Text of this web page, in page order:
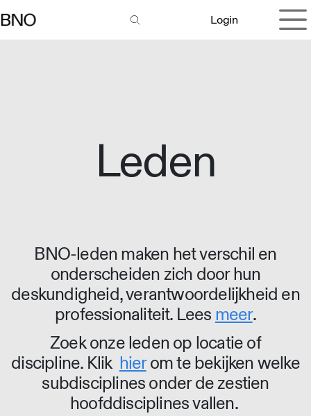
Login
Leden
BNO-leden maken het verschil en
onderscheiden zich door hun
deskundigheid, verantwoordelijkheid en
professionaliteit. Lees meer.
Zoek onze leden op locatie of
discipline. Klik hierom te bekijken welke
subdisciplines onder de zestien
hoofddisciplines vallen.